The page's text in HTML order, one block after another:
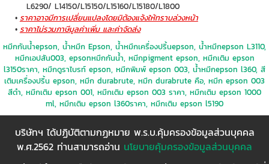
L6290/ L14150/L15150/L15160/L15180/L1800
ราคาอาจมีการเปลี่ยนแปลงโดยมิต้องแจ้งให้ทราบล่วงหน้า
ราคาไม่รวมภาษีมูลค่าเพิ่ม และค่าจัดส่ง
หมึกกันน้ำepson, น้ำหมึก Epson, น้ำหมึกเครื่องปริ้นepson, น้ำหมึกepson L3110,
หมึกเอปสัน003, epsonหมึกกันน้ำ, หมีกpigment epson, หมึกเติม epson
l3150ราคา, หมึกดูราไบรท์ epson, หมึกพิมพ์ epson 003, น้ำหมึกepson l360, สี
เติมเครื่องปริ้น epson, หมึก durabrute, หมึก durabrute คือ, หมึก epson 003
สีดำ, หมึกเติม epson 001, หมึกเติม epson 003 ราคา, หมึกเติม epson 1000
ml, หมึกเติม epson l360ราคา, หมึกเติม epson l5190
บริษัทฯ ได้ปฏิบัติตามกฏหมาย พ.ร.บ.คุ้มครองข้อมูลส่วนบุคคล
พ.ศ.2562 ท่านสามารถอ่าน นโยบายคุ้มครองข้อมูลส่วนบุคคล